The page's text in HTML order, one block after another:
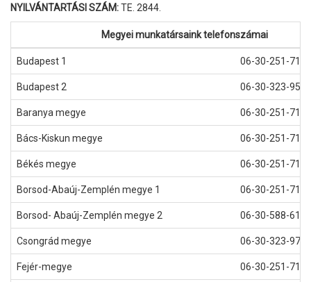
NYILVÁNTARTÁSI SZÁM:TE. 2844.
Megyei munkatársaink telefonszámai
Budapest 1 06-30-251-71-
Budapest 2 06-30-323-95-
Baranya megye 06-30-251-71-
Bács-Kiskun megye 06-30-251-71-
Békés megye 06-30-251-71-
Borsod-Abaúj-Zemplén megye 1 06-30-251-71-
Borsod- Abaúj-Zemplén megye 2 06-30-588-61-
Csongrád megye 06-30-323-97-
Fejér-megye 06-30-251-71-